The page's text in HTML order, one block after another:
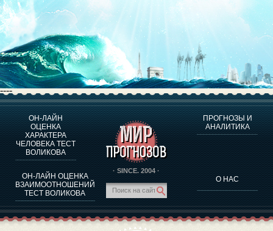
----
ОН-ЛАЙН
ОЦЕНКА
ХАРАКТЕРА
ЧЕЛОВЕКА ТЕСТ
ВОЛИКОВА
ОН-ЛАЙН ОЦЕНКА
ВЗАИМООТНОШЕНИЙ
ТЕСТ ВОЛИКОВА
· SINCE. 2004 ·
ПРОГНОЗЫ И
АНАЛИТИКА
О НАС
О ПРОГРАММЕ
ОЦЕНКА ХАРАКТЕРA ЧЕЛОВЕКА
ОЦЕНКА ХАРАКТЕРА ВЫДАЮЩИХСЯ ЛИЧНОСТЕЙ
О ПРОГРАММЕ
ТЕСТ НА СОВМЕСТИМОСТЬ ВОЛИКОВА
ПРОГНОЗЫ И АНАЛИТИКА